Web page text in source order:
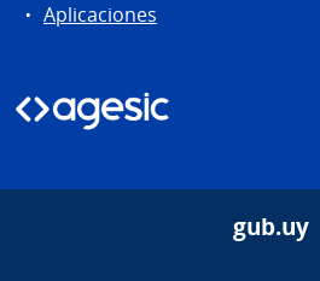
Aplicaciones
gub.uy